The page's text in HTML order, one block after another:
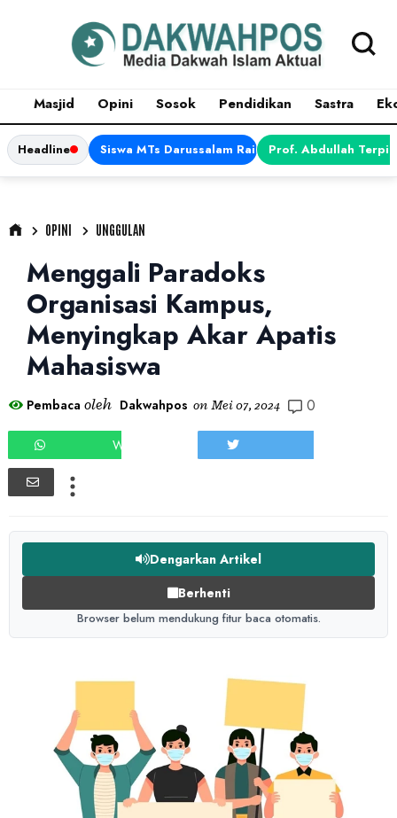
Masjid Opini Sosok Pendidikan Sastra
Headline Siswa MTs Darussalam Raih Juara 1 dalam
Prof. Abdullah
OPINI UNGGULAN
Menggali Paradoks
Organisasi Kampus,
Menyingkap Akar Apatis
Mahasiswa
Pembaca oleh Dakwahpos on Mei 07, 2024 0
WHATSAPP
Dengarkan Artikel
Berhenti
Browser belum mendukung fitur baca otomatis.